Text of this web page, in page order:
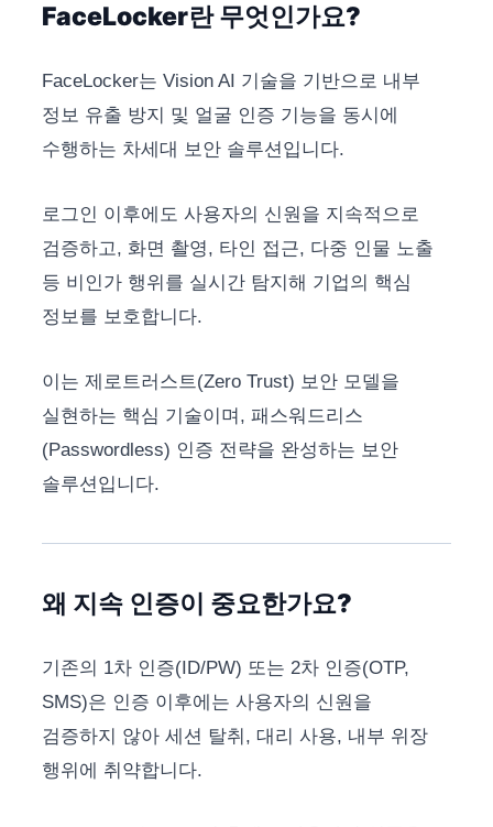
FaceLocker란 무엇인가요?
FaceLocker는 Vision AI 기술을 기반으로 내부
정보 유출 방지 및 얼굴 인증 기능을 동시에
수행하는 차세대 보안 솔루션입니다.
로그인 이후에도 사용자의 신원을 지속적으로
검증하고, 화면 촬영, 타인 접근, 다중 인물 노출
등 비인가 행위를 실시간 탐지해 기업의 핵심
정보를 보호합니다.
이는 제로트러스트(Zero Trust) 보안 모델을
실현하는 핵심 기술이며, 패스워드리스
(Passwordless) 인증 전략을 완성하는 보안
솔루션입니다.
왜 지속 인증이 중요한가요?
기존의 1차 인증(ID/PW) 또는 2차 인증(OTP,
SMS)은 인증 이후에는 사용자의 신원을
검증하지 않아 세션 탈취, 대리 사용, 내부 위장
행위에 취약합니다.